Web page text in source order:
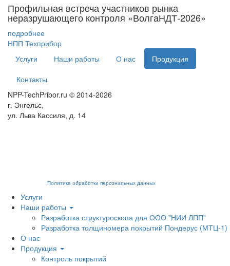
Профильная встреча участников рынка
неразрушающего контроля «ВолгаНДТ‑2026»
подробнее
НПП Техприбор
Услуги
Наши работы О нас
Продукция
Контакты
NPP-TechPribor.ru © 2014-2026
г. Энгельс,
ул. Льва Кассиля, д. 14
Политике обработки персональных данных
Услуги
Наши работы
Разработка структуроскопа для ООО "НИИ ЛПП"
Разработка толщиномера покрытий Пондерус (МТЦ-1)
О нас
Продукция
Контроль покрытий